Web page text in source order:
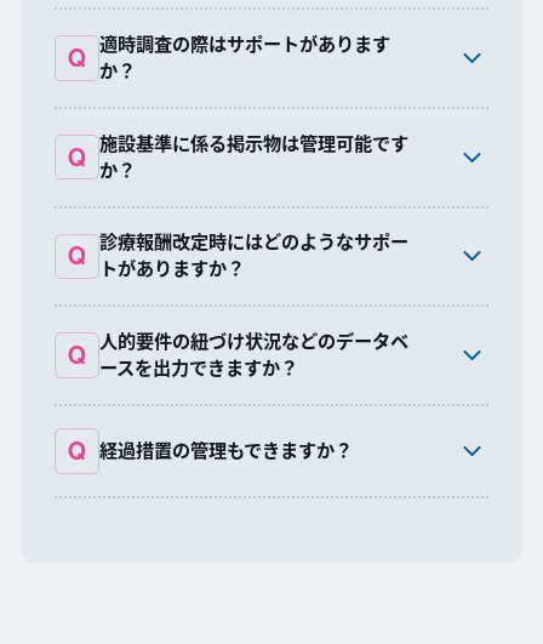
02 チャット・コメント・メモ機能
ノウハウが蓄積・ナレッジ化
02 院内掲示物管理
システムから全国の病院と比較して
取得候補提案が可能
３クリックでシステムがビックデータを解析してくれま
す。全国の病院から類似病院を抽出した上で、「類似病
院が取得しているが自院が未取得の施設基準をリストア
ップ」。
担当者様に新たな発見をもたらします。
ことが可能です。
Q
適時調査の際はサポートがあります
か？
A
初期導入費用、月額費用には含まれませんが、サポー
Q
施設基準に係る掲示物は管理可能です
か？
A 院内掲示物管理機能がございます。
Q
診療報酬改定時にはどのようなサポー
トがありますか？
A
令和6年度改定時には、新旧対比表と診療報酬改定シミ
Q
人的要件の紐づけ状況などのデータベ
ースを出力できますか？
A
各施設基準における人的要件の紐づけ状況をCSVで出
力することができます。入院基本料の届出や適時調査に
ご活用ください。
Q 経過措置の管理もできますか？
A
弊社独自の経過措置データベースを構築しておりますの
で、届出している施設基準に対する経過措置を自動集
計、管理することができます。